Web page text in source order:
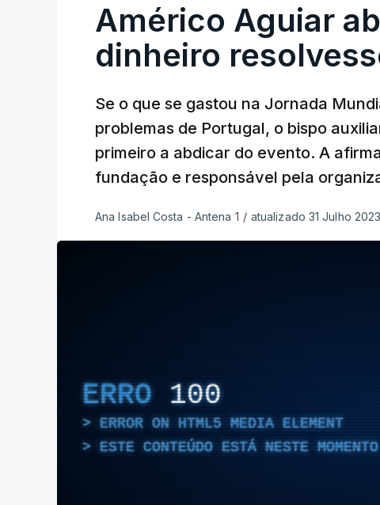
Américo Aguiar
dinheiro
Se o que se gastou na Jornada
problemas de Portugal, o bispo
primeiro a abdicar do evento. A
fundação e responsável pela
Ana Isabel Costa - Antena 1 / atualizado 31 Julho
ERRO 100
ERROR ON HTML5 MEDIA ELEMENT
ESTE CONTEÚDO ESTÁ NESTE